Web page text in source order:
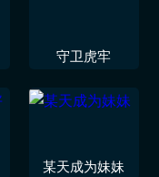
守卫虎牢
某天成为妹妹